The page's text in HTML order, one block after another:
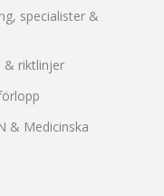
specialister &
& riktlinjer
& Medicinska